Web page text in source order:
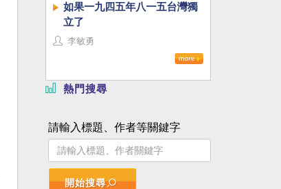
如果一九四五年八一五台灣獨
立了
李敏勇
熱門搜尋
請輸入標題、作者等關鍵字
開始搜尋